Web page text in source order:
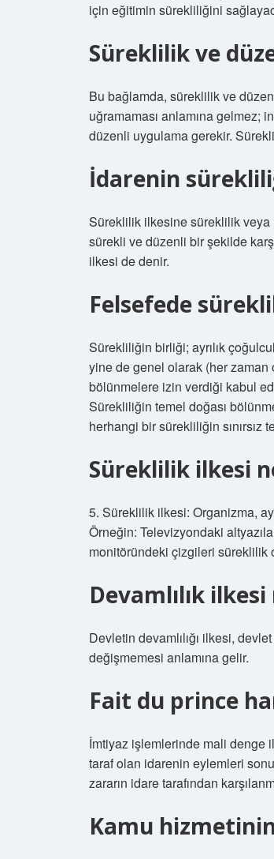
için eğitimin sürekliliğini
Süreklilik ve
Bu bağlamda, süreklilik ve
uğramaması anlamına gelmez;
düzenli uygulama gerekir.
İdarenin
Süreklilik ilkesine süreklilik veya
sürekli ve düzenli bir şekilde
ilkesi de denir.
Felsefede
Sürekliliğin birliği; ayrılık
yine de genel olarak (her zaman
bölünmelere izin verdiği kabul
Sürekliliğin temel doğası
herhangi bir sürekliliğin sınırsız
Süreklilik ilkesi
5. Süreklilik ilkesi: Organizma,
Örneğin: Televizyondaki
monitöründeki çizgileri süreklilik
Devamlılık
Devletin devamlılığı ilkesi,
değişmemesi anlamına gelir.
Fait du prince
İmtiyaz işlemlerinde mali denge
taraf olan idarenin eylemleri
zararın idare tarafından
Kamu